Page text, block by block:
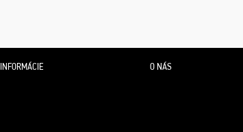
INFORMÁCIE O NÁS